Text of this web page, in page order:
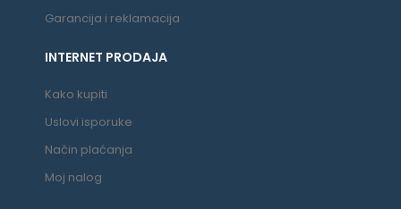
Garancija i reklamacija
INTERNET PRODAJA
Kako kupiti
Uslovi isporuke
Način plaćanja
Moj nalog